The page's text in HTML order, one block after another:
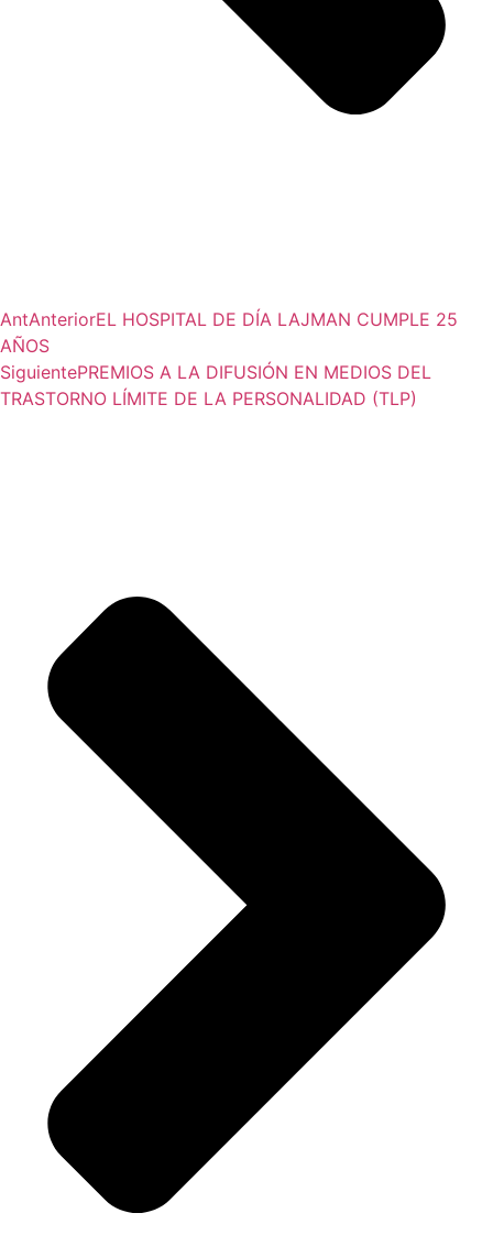
AntAnteriorEL HOSPITAL DE DÍA LAJMAN CUMPLE 25
AÑOS
SiguientePREMIOS A LA DIFUSIÓN EN MEDIOS DEL
TRASTORNO LÍMITE DE LA PERSONALIDAD (TLP)